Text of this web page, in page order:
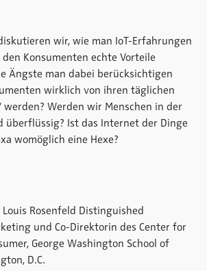
wir, wie man IoT-Erfahrungen
Konsumenten echte Vorteile
Ängste man dabei berücksichtigen
wirklich von ihren täglichen
Werden wir Menschen in der
überflüssig? Ist das Internet der Dinge
womöglich eine Hexe?
Louis Rosenfeld Distinguished
und Co-Direktorin des Center for
George Washington School of
D.C.